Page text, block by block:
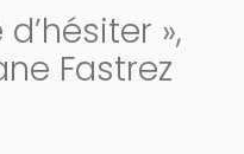
»,
Fastrez